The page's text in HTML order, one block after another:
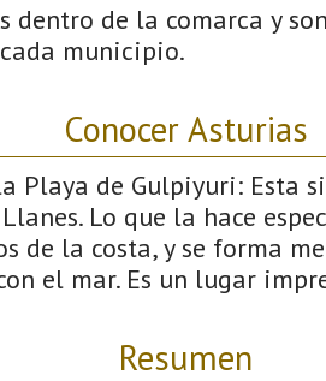
de la comarca y
municipio.
Conocer Asturias
Playa de Gulpiyuri: Esta
Lo que la hace
de la costa, y se forma
el mar. Es un lugar
Resumen